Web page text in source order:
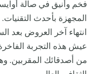
فخم وأنيق في صالة
المجهزة بأحدث
انتهاء آخر العروض بعد
عيش هذه التجربة
من أصدقائك المقربين.